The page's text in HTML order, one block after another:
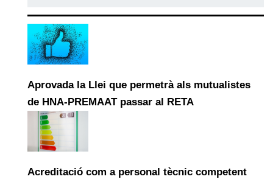
Aprovada la Llei que permetrà als mutualistes
de HNA-PREMAAT passar al RETA
Acreditació com a personal tècnic competent